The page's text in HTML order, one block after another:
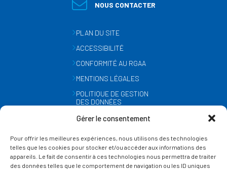
Gérer le consentement
Pour offrir les meilleures expériences, nous utilisons des technologies
telles que les cookies pour stocker et/ou accéder aux informations des
appareils. Le fait de consentir à ces technologies nous permettra de traiter
des données telles que le comportement de navigation ou les ID uniques
NOUS CONTACTER
PLAN DU SITE
ACCESSIBILITÉ
CONFORMITÉ AU RGAA
MENTIONS LÉGALES
POLITIQUE DE GESTION
DES DONNÉES
GESTION DES COOKIES